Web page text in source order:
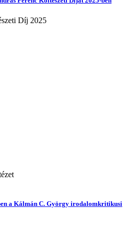
Díj 2025
a Kálmán C. György irodalomkritikusi